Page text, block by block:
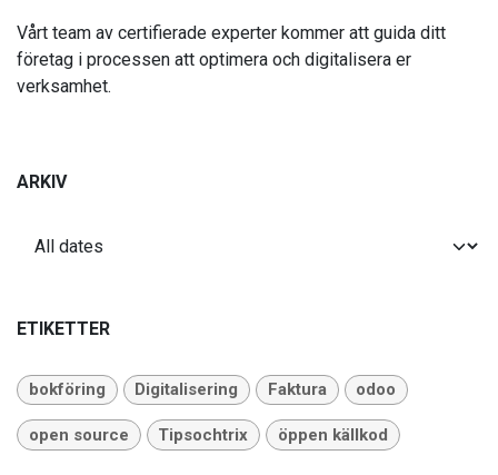
Vårt team av certifierade experter kommer att guida ditt
företag i processen att optimera och digitalisera er
verksamhet.
ARKIV
ETIKETTER
bokföring Digitalisering Faktura odoo
open source Tipsochtrix öppen källkod